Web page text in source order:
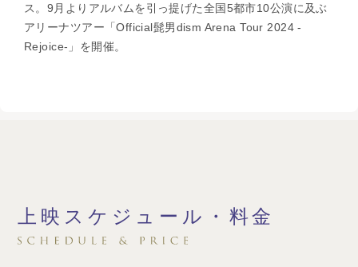
ス。9月よりアルバムを引っ提げた全国5都市10公演に及ぶ
アリーナツアー「Official髭男dism Arena Tour 2024 -
Rejoice-」を開催。
上映スケジュール・料金